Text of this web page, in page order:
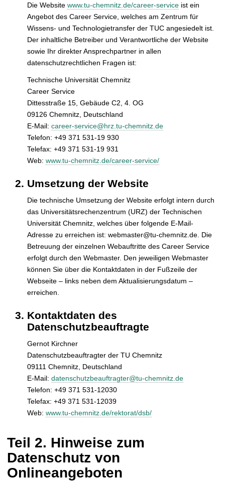
Die Website www.tu-chemnitz.de/career-service ist ein
Angebot des Career Service, welches am Zentrum für
Wissens- und Technologietransfer der TUC angesiedelt ist.
Der inhaltliche Betreiber und Verantwortliche der Website
sowie Ihr direkter Ansprechpartner in allen
datenschutzrechtlichen Fragen ist:
Technische Universität Chemnitz
Career Service
Dittesstraße 15, Gebäude C2, 4. OG
09126 Chemnitz, Deutschland
E-Mail: career-service@hrz.tu-chemnitz.de
Telefon: +49 371 531-19 930
Telefax: +49 371 531-19 931
Web: www.tu-chemnitz.de/career-service/
Umsetzung der Website
Die technische Umsetzung der Website erfolgt intern durch
das Universitätsrechenzentrum (URZ) der Technischen
Universität Chemnitz, welches über folgende E-Mail-
Adresse zu erreichen ist: webmaster@tu-chemnitz.de. Die
Betreuung der einzelnen Webauftritte des Career Service
erfolgt durch den Webmaster. Den jeweiligen Webmaster
können Sie über die Kontaktdaten in der Fußzeile der
Webseite – links neben dem Aktualisierungsdatum –
erreichen.
Kontaktdaten des
Datenschutzbeauftragte
Gernot Kirchner
Datenschutzbeauftragter der TU Chemnitz
09111 Chemnitz, Deutschland
E-Mail: datenschutzbeauftragter@tu-chemnitz.de
Telefon: +49 371 531-12030
Telefax: +49 371 531-12039
Web: www.tu-chemnitz.de/rektorat/dsb/
Teil 2. Hinweise zum
Datenschutz von
Onlineangeboten